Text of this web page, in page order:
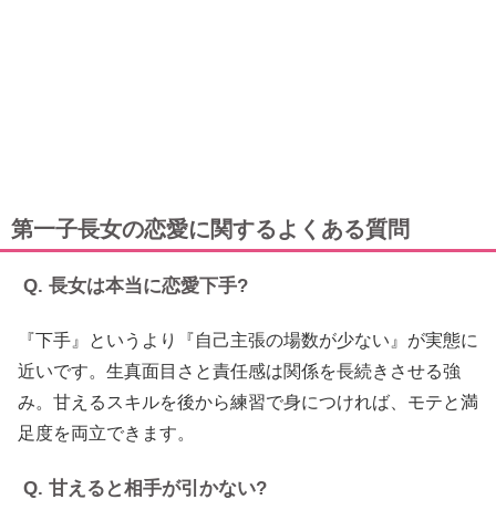
第一子長女の恋愛に関するよくある質問
Q. 長女は本当に恋愛下手?
『下手』というより『自己主張の場数が少ない』が実態に
近いです。生真面目さと責任感は関係を長続きさせる強
み。甘えるスキルを後から練習で身につければ、モテと満
足度を両立できます。
Q. 甘えると相手が引かない?